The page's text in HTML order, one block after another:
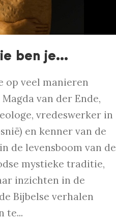
ben je…
op veel manieren
van der Ende,
vredeswerker in
en kenner van de
de levensboom van de
mystieke traditie,
inzichten in de
Bijbelse verhalen
te...